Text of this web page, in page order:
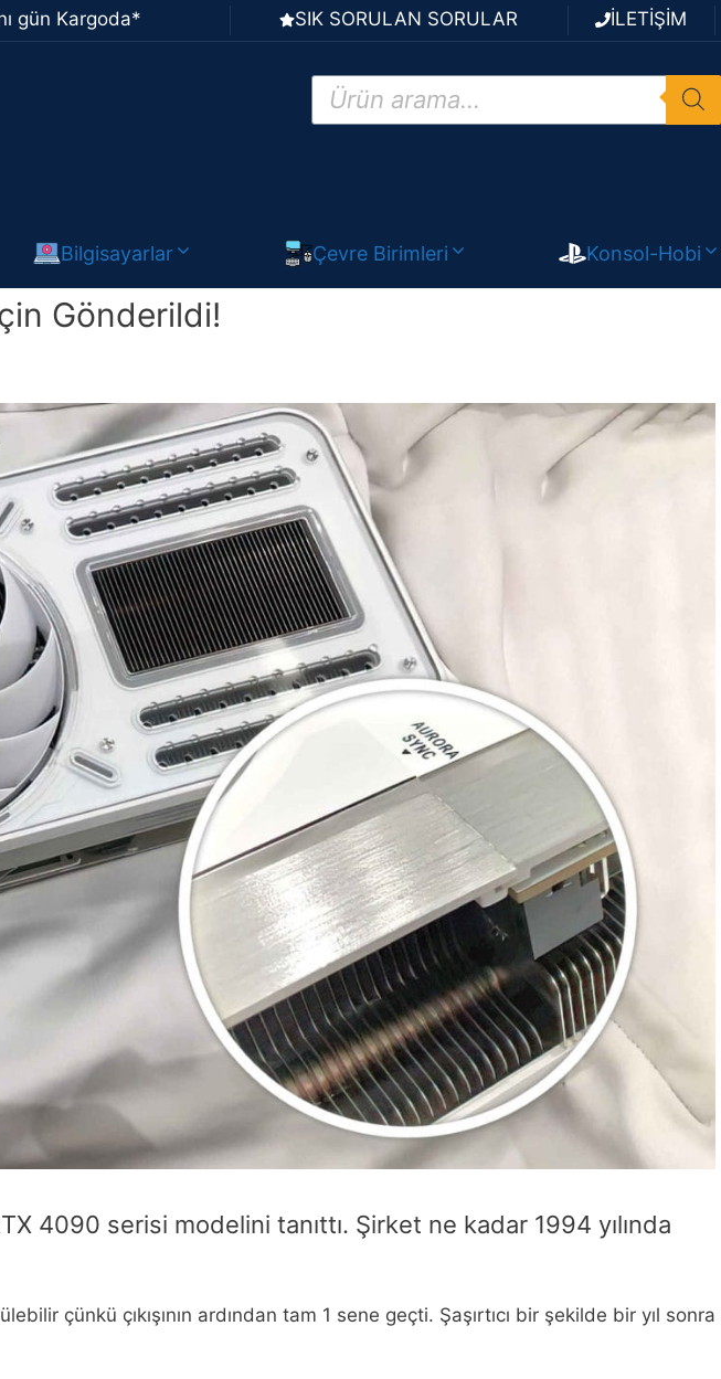
gün Kargoda* SIK SORULAN SORULAR İLETİŞİM
Products
search
Bilgisayarlar Çevre Birimleri Konsol-Hobi
Gönderildi!
4090 serisi modelini tanıttı. Şirket ne kadar 1994 yılında
çünkü çıkışının ardından tam 1 sene geçti. Şaşırtıcı bir şekilde bir yıl sonra